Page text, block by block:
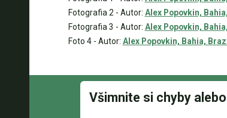
Fotografia 2 - Autor: Alex Popovkin,
Fotografia 3 - Autor: Alex Popovkin,
Foto 4 - Autor: Alex Popovkin, Bahia,